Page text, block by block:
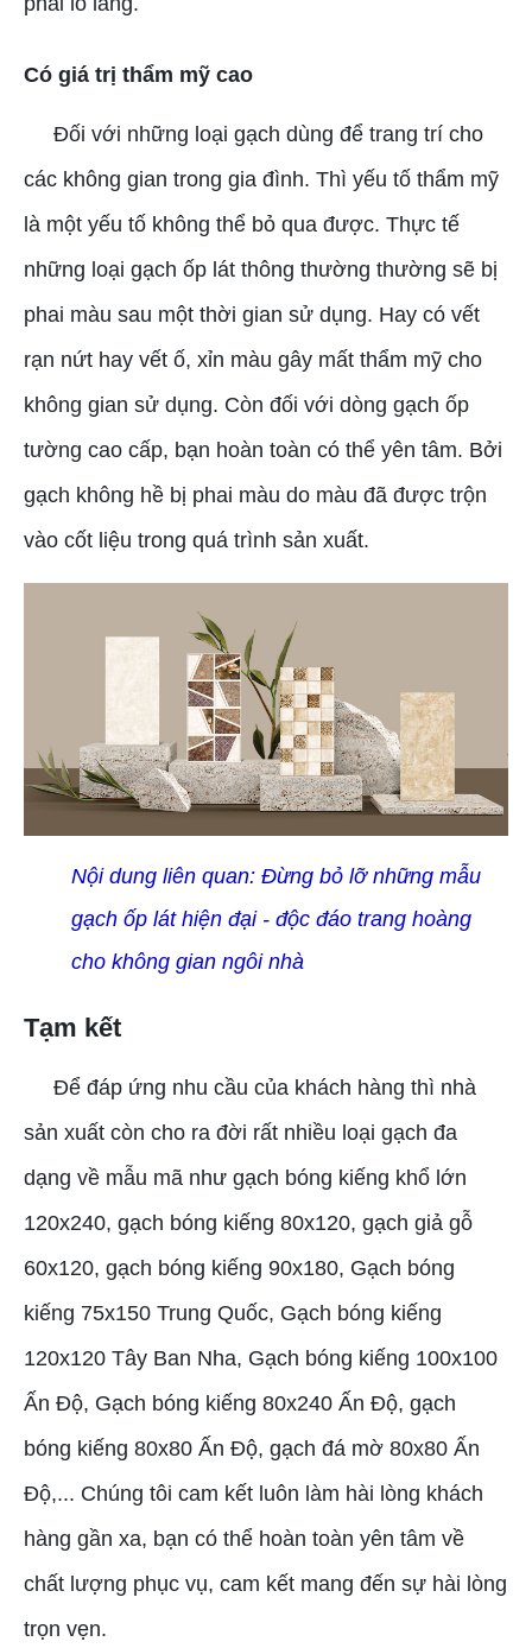
Có giá trị thẩm mỹ cao
Đối với những loại gạch dùng để trang trí cho
các không gian trong gia đình. Thì yếu tố thẩm mỹ
là một yếu tố không thể bỏ qua được. Thực tế
những loại gạch ốp lát thông thường thường sẽ bị
phai màu sau một thời gian sử dụng. Hay có vết
rạn nứt hay vết ố, xỉn màu gây mất thẩm mỹ cho
không gian sử dụng. Còn đối với dòng gạch ốp
tường cao cấp, bạn hoàn toàn có thể yên tâm. Bởi
gạch không hề bị phai màu do màu đã được trộn
vào cốt liệu trong quá trình sản xuất.
Nội dung liên quan: Đừng bỏ lỡ những mẫu
gạch ốp lát hiện đại - độc đáo trang hoàng
cho không gian ngôi nhà
Tạm kết
Để đáp ứng nhu cầu của khách hàng thì nhà
sản xuất còn cho ra đời rất nhiều loại gạch đa
dạng về mẫu mã như gạch bóng kiếng khổ lớn
120x240, gạch bóng kiếng 80x120, gạch giả gỗ
60x120, gạch bóng kiếng 90x180, Gạch bóng
kiếng 75x150 Trung Quốc, Gạch bóng kiếng
120x120 Tây Ban Nha, Gạch bóng kiếng 100x100
Ấn Độ, Gạch bóng kiếng 80x240 Ấn Độ, gạch
bóng kiếng 80x80 Ấn Độ, gạch đá mờ 80x80 Ấn
Độ,... Chúng tôi cam kết luôn làm hài lòng khách
hàng gần xa, bạn có thể hoàn toàn yên tâm về
chất lượng phục vụ, cam kết mang đến sự hài lòng
trọn vẹn.